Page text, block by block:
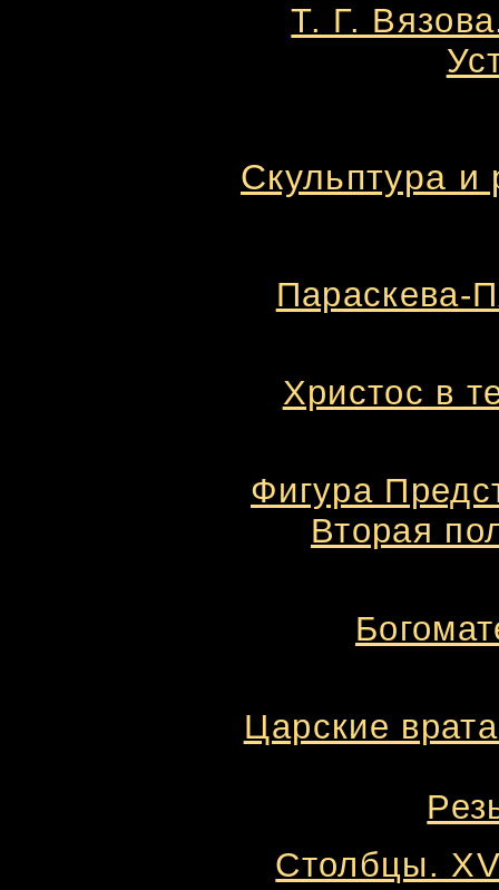
Т. Г.
Скульптура и
Параскева-
Христос в
Фигура
Вторая
Царские
Столбцы.